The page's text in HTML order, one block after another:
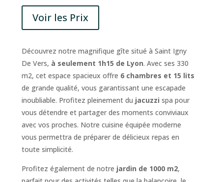
Voir les Prix
Découvrez notre magnifique gîte situé à Saint Igny
De Vers, à seulement 1h15 de Lyon. Avec ses 330
m2, cet espace spacieux offre 6 chambres et 15 lits
de grande qualité, vous garantissant une escapade
inoubliable. Profitez pleinement du jacuzzi spa pour
vous détendre et partager des moments conviviaux
avec vos proches. Notre cuisine équipée moderne
vous permettra de préparer de délicieux repas en
toute simplicité.
Profitez également de notre jardin de 1000 m2,